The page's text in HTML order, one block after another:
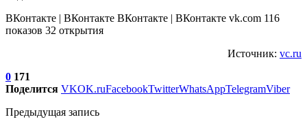
ВКонтакте | ВКонтакте ВКонтакте | ВКонтакте vk.com 116
показов 32 открытия
Источник: vc.ru
0 171
Поделится VKOK.ruFacebookTwitterWhatsAppTelegramViber
Предыдущая запись